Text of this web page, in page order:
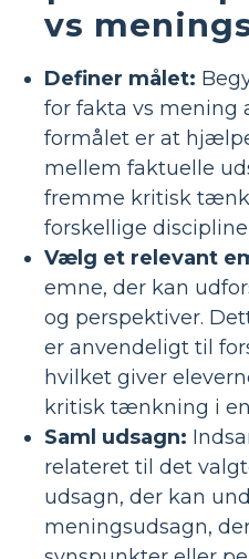
vs
Definer målet:
for fakta vs mening
formålet er at
mellem faktuelle
fremme kritisk
forskellige
Vælg et relevant
emne, der kan
og perspektiver.
er anvendeligt til
hvilket giver
kritisk tænkning i
Saml udsagn:
relateret til det
udsagn, der kan
meningsudsagn,